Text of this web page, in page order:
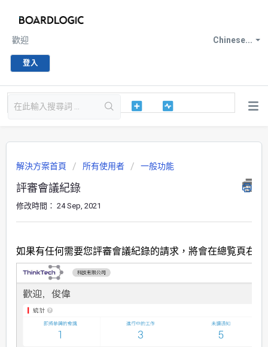
Chinese...
歡迎
登入
解決方案首頁 所有使用者 一般功能
評審會議紀錄
修改時間： 24 Sep, 2021
如果有任何需要您評審會議紀錄的請求，將會在總覧頁右